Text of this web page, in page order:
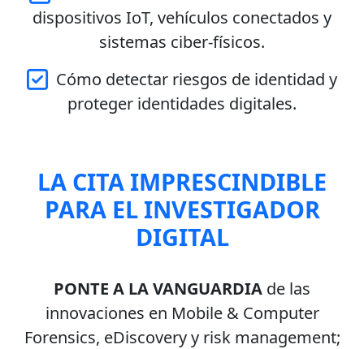
dispositivos IoT, vehículos conectados y
sistemas ciber-físicos.
Cómo detectar riesgos de identidad y
proteger identidades digitales.
LA CITA IMPRESCINDIBLE
PARA EL INVESTIGADOR
DIGITAL
PONTE A LA VANGUARDIA de las
innovaciones en Mobile & Computer
Forensics, eDiscovery y risk management;